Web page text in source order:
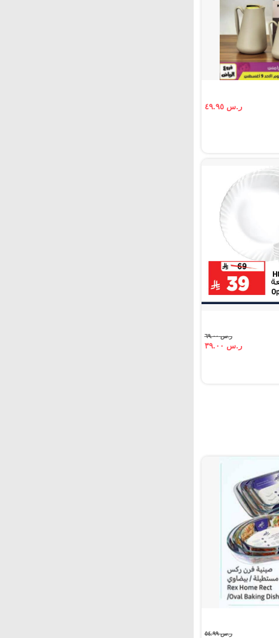
ر.س ٤٩.٩٥
ر.س ٦٩.٠٠
ر.س ٣٩.٠٠
ر.س ٥٤.٩٩